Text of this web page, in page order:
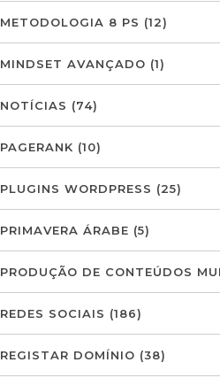
METODOLOGIA 8 PS (12)
MINDSET AVANÇADO (1)
NOTÍCIAS (74)
PAGERANK (10)
PLUGINS WORDPRESS (25)
PRIMAVERA ÁRABE (5)
PRODUÇÃO DE CONTEÚDOS
REDES SOCIAIS (186)
REGISTAR DOMÍNIO (38)